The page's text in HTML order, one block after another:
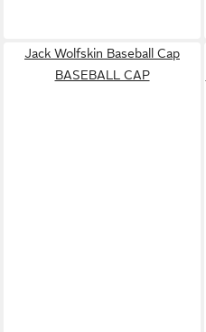
Jack Wolfskin Baseball Cap
BASEBALL CAP